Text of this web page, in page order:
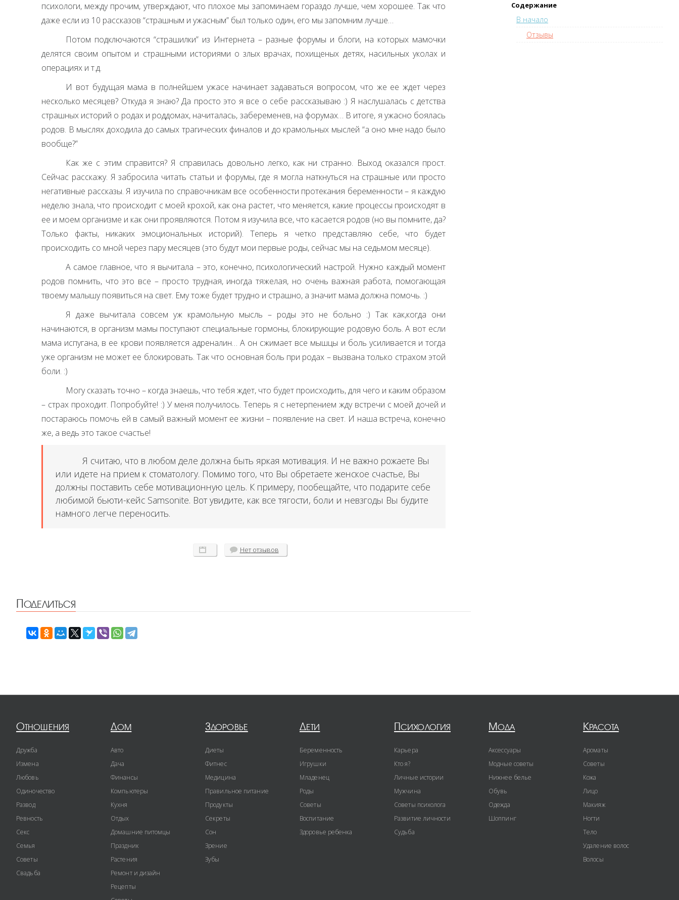
психологи, между прочим, утверждают, что плохое мы запоминаем гораздо лучше, чем хорошее. Так что
даже если из 10 рассказов “страшным и ужасным” был только один, его мы запомним лучше…
Потом подключаются “страшилки” из Интернета – разные форумы и блоги, на которых мамочки
делятся своим опытом и страшными историями о злых врачах, похищеных детях, насильных уколах и
операциях и т.д.
И вот будущая мама в полнейшем ужасе начинает задаваться вопросом, что же ее ждет через
несколько месяцев? Откуда я знаю? Да просто это я все о себе рассказываю :) Я наслушалась с детства
страшных историй о родах и роддомах, начиталась, забеременев, на форумах… В итоге, я ужасно боялась
родов. В мыслях доходила до самых трагических финалов и до крамольных мыслей “а оно мне надо было
вообще?”
Как же с этим справится? Я справилась довольно легко, как ни странно. Выход оказался прост.
Сейчас расскажу. Я забросила читать статьи и форумы, где я могла наткнуться на страшные или просто
негативные рассказы. Я изучила по справочникам все особенности протекания беременности – я каждую
неделю знала, что происходит с моей крохой, как она растет, что меняется, какие процессы происходят в
ее и моем организме и как они проявляются. Потом я изучила все, что касается родов (но вы помните, да?
Только факты, никаких эмоциональных историй). Теперь я четко представляю себе, что будет
происходить со мной через пару месяцев (это будут мои первые роды, сейчас мы на седьмом месяце).
А самое главное, что я вычитала – это, конечно, психологический настрой. Нужно каждый момент
родов помнить, что это все – просто трудная, иногда тяжелая, но очень важная работа, помогающая
твоему малышу появиться на свет. Ему тоже будет трудно и страшно, а значит мама должна помочь. :)
Я даже вычитала совсем уж крамольную мысль – роды это не больно :) Так как,когда они
начинаются, в организм мамы поступают специальные гормоны, блокирующие родовую боль. А вот если
мама испугана, в ее крови появляется адреналин… А он сжимает все мышцы и боль усиливается и тогда
уже организм не может ее блокировать. Так что основная боль при родах – вызвана только страхом этой
боли. :)
Могу сказать точно – когда знаешь, что тебя ждет, что будет происходить, для чего и каким образом
– страх проходит. Попробуйте! :) У меня получилось. Теперь я с нетерпением жду встречи с моей дочей и
постараюсь помочь ей в самый важный момент ее жизни – появление на свет. И наша встреча, конечно
же, а ведь это такое счастье!
Я считаю, что в любом деле должна быть яркая мотивация. И не важно рожаете Вы
или идете на прием к стоматологу. Помимо того, что Вы обретаете женское счастье, Вы
должны поставить себе мотивационную цель. К примеру, пообещайте, что подарите себе
любимой бьюти-кейс Samsonite. Вот увидите, как все тягости, боли и невзгоды Вы будите
намного легче переносить.
Нетотзывов
Поделиться
Содержание
В начало
Отзывы
Отношения
Дружба
Измена
Любовь
Одиночество
Развод
Ревность
Секс
Семья
Советы
Свадьба
Дом
Авто
Дача
Финансы
Компьютеры
Кухня
Отдых
Домашние питомцы
Праздник
Растения
Ремонт и дизайн
Рецепты
Здоровье
Диеты
Фитнес
Медицина
Правильное питание
Продукты
Секреты
Сон
Зрение
Зубы
Дети
Беременность
Игрушки
Младенец
Роды
Советы
Воспитание
Здоровье ребенка
Психология
Карьера
Кто я?
Личные истории
Мужчина
Советы психолога
Развитие личности
Судьба
Мода
Аксессуары
Модные советы
Нижнее белье
Обувь
Одежда
Шоппинг
Красота
Ароматы
Советы
Кожа
Лицо
Макияж
Ногти
Тело
Удаление волос
Волосы